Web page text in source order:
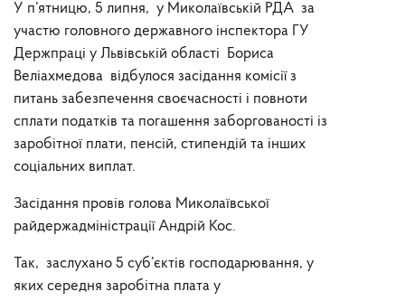
У п’ятницю, 5 липня, у Миколаївській РДА за
участю головного державного інспектора ГУ
Держпраці у Львівській області Бориса
Веліахмедова відбулося засідання комісії з
питань забезпечення своєчасності і повноти
сплати податків та погашення заборгованості із
заробітної плати, пенсій, стипендій та інших
соціальних виплат.
Засідання провів голова Миколаївської
райдержадміністрації Андрій Кос.
Так, заслухано 5 суб’єктів господарювання, у
яких середня заробітна плата у